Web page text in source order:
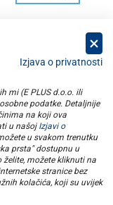
Izjava o privatnosti
mi (E PLUS d.o.o. ili
podatke. Detaljnije
na koji ova
u našoj Izjavi o
u svakom trenutku
prsta" dostupnu u
možete kliknuti na
stranice bez
kolačića, koji su uvijek